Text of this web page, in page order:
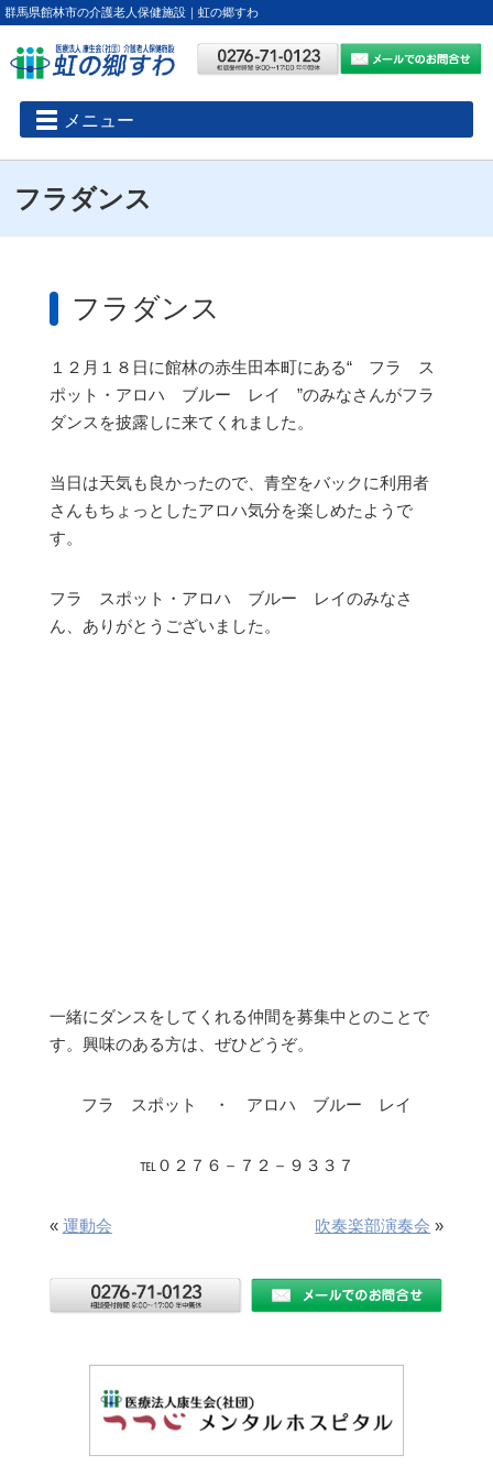
群馬県館林市の介護老人保健施設｜虹の郷すわ
メニュー
フラダンス
フラダンス
１２月１８日に館林の赤生田本町にある“ フラ ス
ポット・アロハ ブルー レイ ”のみなさんがフラ
ダンスを披露しに来てくれました。
当日は天気も良かったので、青空をバックに利用者
さんもちょっとしたアロハ気分を楽しめたようで
す。
フラ スポット・アロハ ブルー レイのみなさ
ん、ありがとうございました。
一緒にダンスをしてくれる仲間を募集中とのことで
す。興味のある方は、ぜひどうぞ。
フラ スポット ・ アロハ ブルー レイ
℡０２７６－７２－９３３７
« 運動会 吹奏楽部演奏会 »